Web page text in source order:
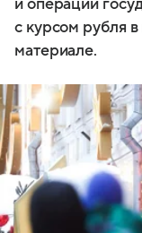
и операции
с курсом рубля
материале.